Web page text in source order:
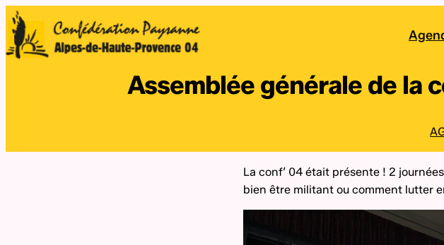
Assemblée générale de la
La conf’ 04 était présente ! 2
bien être militant ou comment lutter